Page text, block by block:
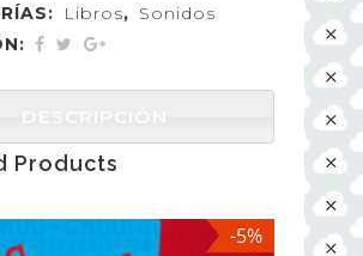
Libros, Sonidos
DESCRIPCIÓN
Products
-5%